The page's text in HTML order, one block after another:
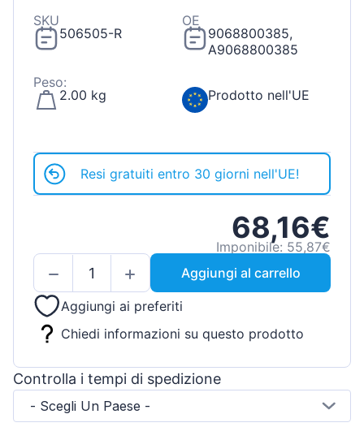
SKU
506505-R
OE
9068800385,
A9068800385
Peso:
2.00 kg
Prodotto nell'UE
Resi gratuiti entro 30 giorni nell'UE!
68,16€
Imponibile: 55,87€
Aggiungi al carrello
Aggiungi ai preferiti
Chiedi informazioni su questo prodotto
Controlla i tempi di spedizione
- Scegli Un Paese -